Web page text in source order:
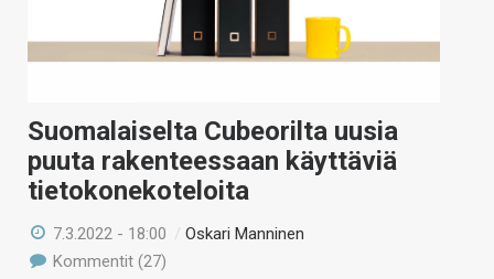
Suomalaiselta Cubeorilta uusia
puuta rakenteessaan käyttäviä
tietokonekoteloita
7.3.2022 - 18:00 /Oskari Manninen
Kommentit (27)